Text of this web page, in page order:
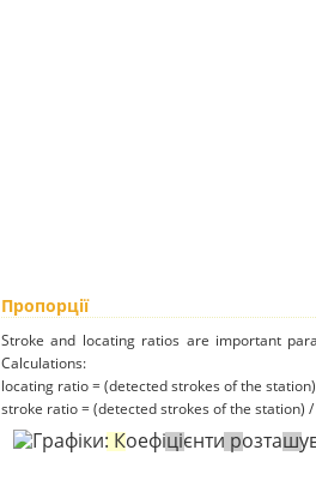
Пропорції
Stroke and locating ratios are important
Calculations:
locating ratio = (detected strokes of the
stroke ratio = (detected strokes of the station)